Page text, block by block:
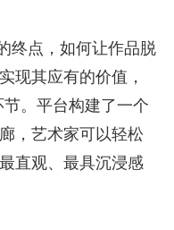
终点，如何让作品脱
现其应有的价值，
。平台构建了一个
，艺术家可以轻松
直观、最具沉浸感